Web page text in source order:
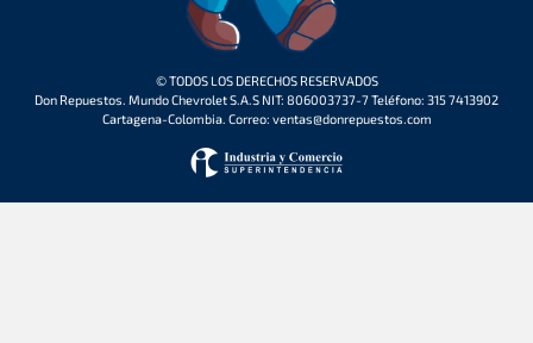
© TODOS LOS DERECHOS RESERVADOS
Don Repuestos. Mundo Chevrolet S.A.S NIT: 806003737-7 Teléfono: 315 7413902
Cartagena-Colombia. Correo: ventas@donrepuestos.com